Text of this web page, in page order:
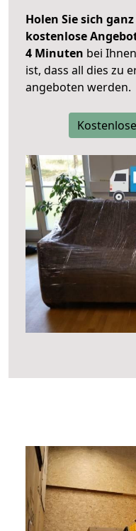
Holen Sie sich
kostenlose
4 Minuten bei
ist, dass all dies zu
angeboten werden.